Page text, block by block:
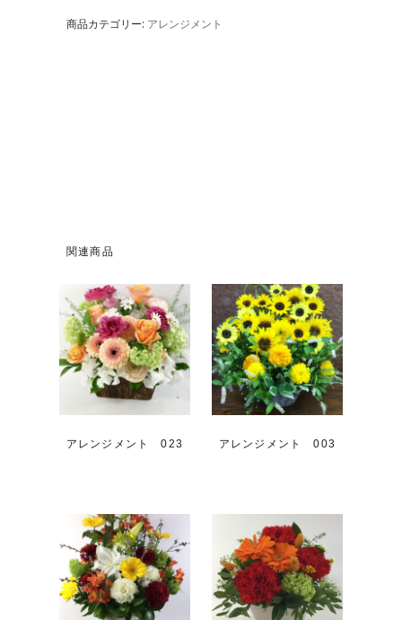
商品カテゴリー: アレンジメント
関連商品
アレンジメント 023 アレンジメント 003